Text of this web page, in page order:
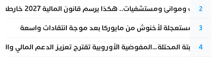
2
قطارات وموانئ ومستشفيات.. هكذا يرسم قانون المالية 2027 خارطة المغرب المقبل
3
عودة مستعجلة لأخنوش من مايوركا بعد موجة انتقادات واسعة
4
أزمة سبتة المحتلة…المفوضية الأوروبية تقترح تعزيز الدعم المالي